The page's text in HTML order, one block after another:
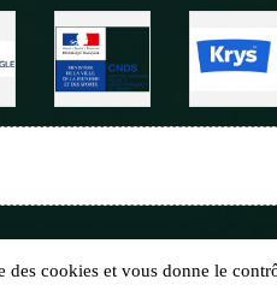
des cookies et vous donne le